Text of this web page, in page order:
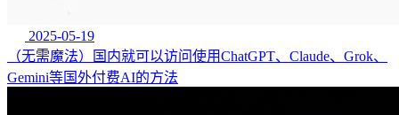
2025-05-19
（无需魔法）国内就可以访问使用ChatGPT、Claude、Grok、
Gemini等国外付费AI的方法